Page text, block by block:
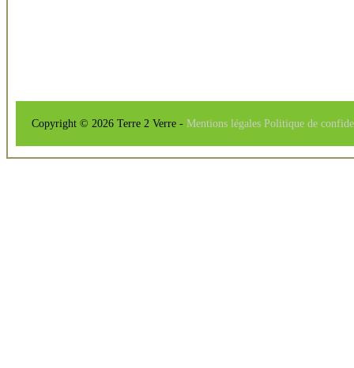
Copyright © 2026 Terre 2 Verre - Mentions légales Politique de